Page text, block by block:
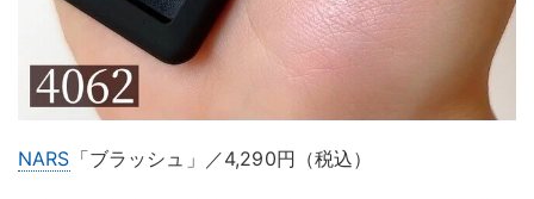
NARS 「ブラッシュ」／4,290円（税込）